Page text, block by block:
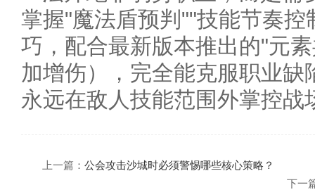
掌握"魔法盾预判""技能节奏
巧，配合最新版本推出的"元
加增伤），完全能克服职业
永远在敌人技能范围外掌控战
上一篇： 公会攻击沙城时必须警惕哪些核心策略？
下一